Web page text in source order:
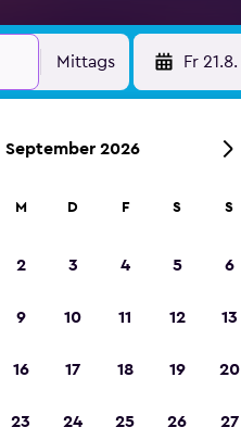
Mittags Fr 21.8.
September 2026
M D F S S
2 3 4 5 6
9 10 11 12 13
16 17 18 19 20
23 24 25 26 27